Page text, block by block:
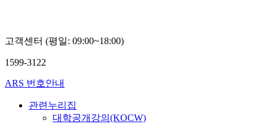
고객센터 (평일: 09:00~18:00)
1599-3122
ARS 번호안내
관련누리집
대학공개강의(KOCW)